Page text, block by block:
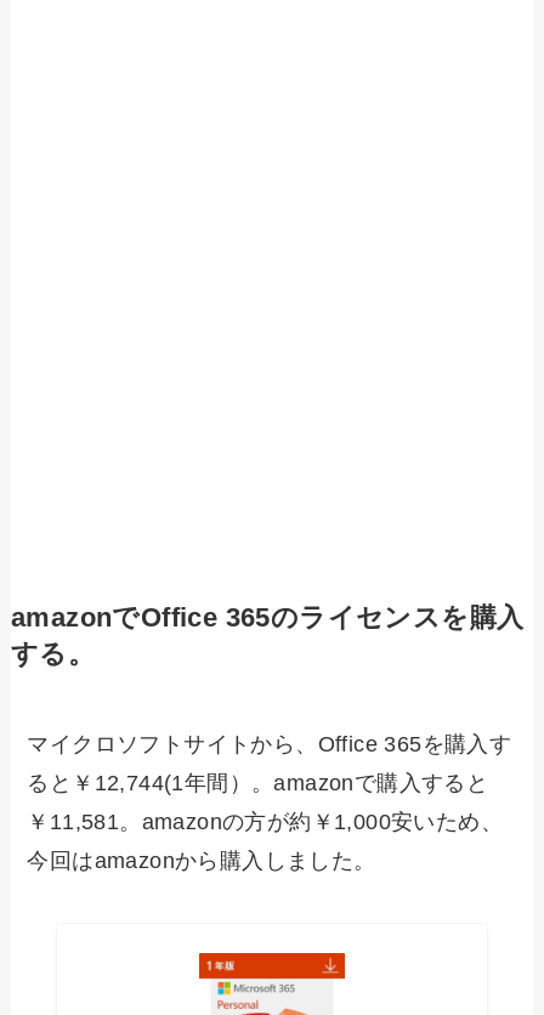
amazonでOffice 365のライセンスを購入
する。
マイクロソフトサイトから、Office 365を購入す
ると￥12,744(1年間）。amazonで購入すると
￥11,581。amazonの方が約￥1,000安いため、
今回はamazonから購入しました。